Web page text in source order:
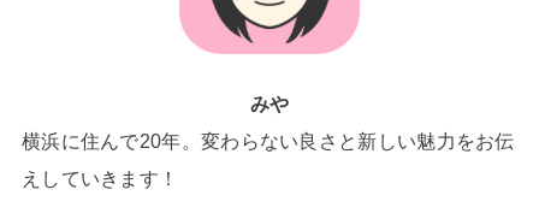
みや
横浜に住んで20年。変わらない良さと新しい魅力をお伝
えしていきます！